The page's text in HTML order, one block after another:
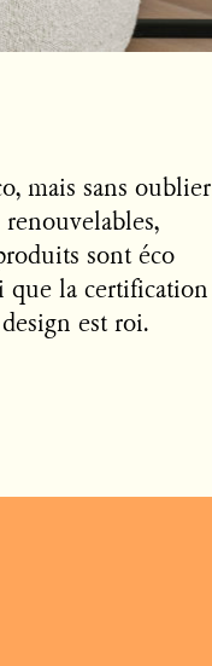
mais sans oublier
renouvelables,
sont éco
que la certification
est roi.